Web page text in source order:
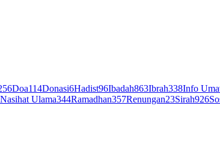
Doa114Donasi6Hadist96Ibadah863Ibrah338Info
Nasihat Ulama344Ramadhan357Renungan23Sirah926